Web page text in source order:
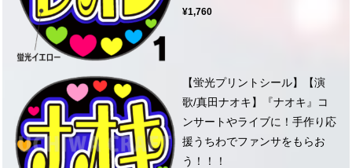
¥1,760
【蛍光プリントシール】【演
歌/真田ナオキ】『ナオキ』コ
ンサートやライブに！手作り応
援うちわでファンサをもらお
う！！！